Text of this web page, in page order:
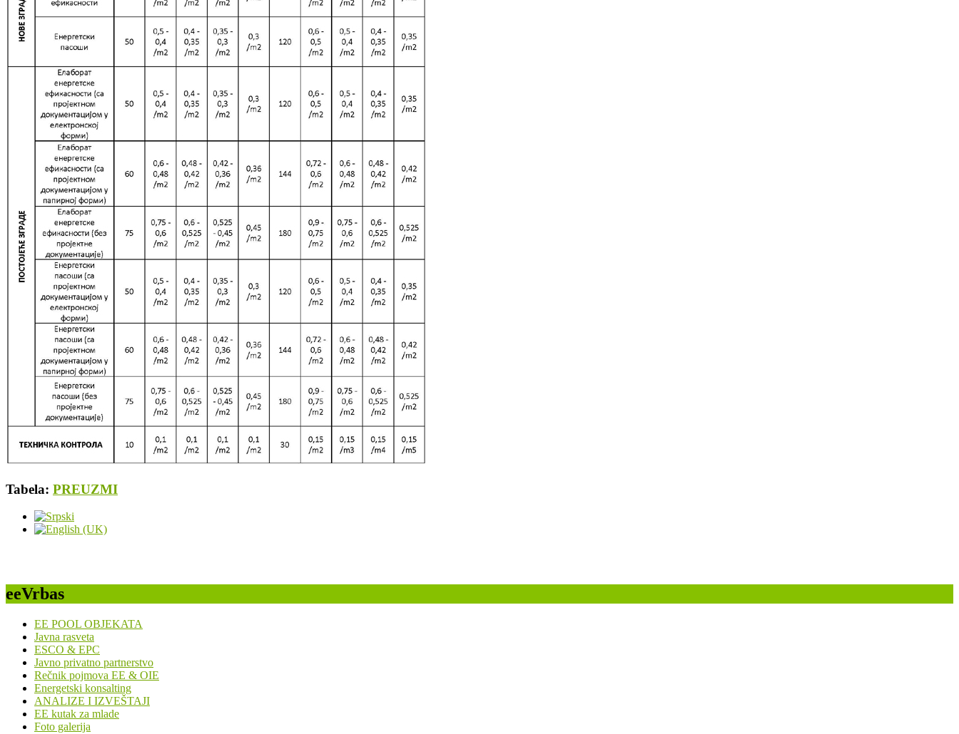
Tabela: PREUZMI
eeVrbas
EE POOL OBJEKATA
Javna rasveta
ESCO & EPC
Javno privatno partnerstvo
Rečnik pojmova EE & OIE
Energetski konsalting
ANALIZE I IZVEŠTAJI
EE kutak za mlade
Foto galerija